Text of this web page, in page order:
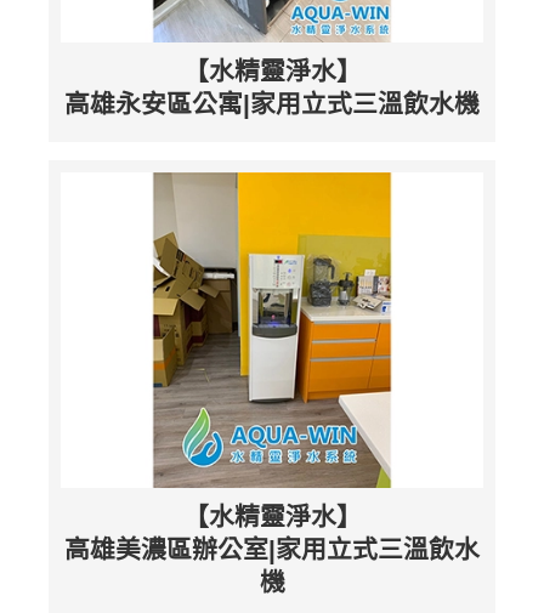
【水精靈淨水】
高雄永安區公寓|家用立式三溫飲水機
【水精靈淨水】
高雄美濃區辦公室|家用立式三溫飲水
機